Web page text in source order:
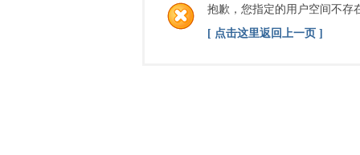
抱歉，您指定的用户空间不存
[ 点击这里返回上一页 ]